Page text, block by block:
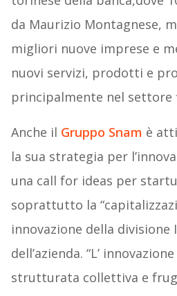
da Maurizio Montagnese,
migliori nuove imprese e
nuovi servizi, prodotti e
principalmente nel settore
Anche il Gruppo Snam è
la sua strategia per
una call for ideas per
soprattutto la
innovazione della
dell’azienda. “L’
strutturata collettiva e